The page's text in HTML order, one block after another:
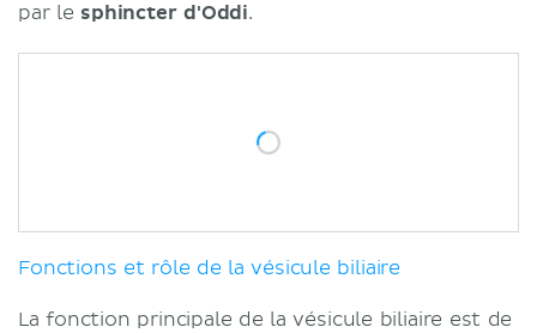
par le sphincter d'Oddi.
Fonctions et rôle de la vésicule biliaire
La fonction principale de la vésicule biliaire est de